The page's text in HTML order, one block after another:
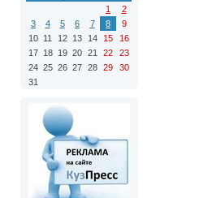
1
2
3
4 5 6 7 8
9
10 11 12 13 14 15
16
17 18 19 20 21 22
23
24 25 26 27 28 29
30
31